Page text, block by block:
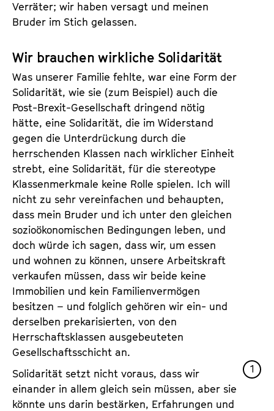
Verräter; wir haben versagt und meinen
Bruder im Stich gelassen.
Wir brauchen wirkliche Solidarität
Was unserer Familie fehlte, war eine Form der
Solidarität, wie sie (zum Beispiel) auch die
Post-Brexit-Gesellschaft dringend nötig
hätte, eine Solidarität, die im Widerstand
gegen die Unterdrückung durch die
herrschenden Klassen nach wirklicher Einheit
strebt, eine Solidarität, für die stereotype
Klassenmerkmale keine Rolle spielen. Ich will
nicht zu sehr vereinfachen und behaupten,
dass mein Bruder und ich unter den gleichen
sozioökonomischen Bedingungen leben, und
doch würde ich sagen, dass wir, um essen
und wohnen zu können, unsere Arbeitskraft
verkaufen müssen, dass wir beide keine
Immobilien und kein Familienvermögen
besitzen – und folglich gehören wir ein- und
derselben prekarisierten, von den
Herrschaftsklassen ausgebeuteten
Gesellschaftsschicht an.
1
Solidarität setzt nicht voraus, dass wir
einander in allem gleich sein müssen, aber sie
könnte uns darin bestärken, Erfahrungen und